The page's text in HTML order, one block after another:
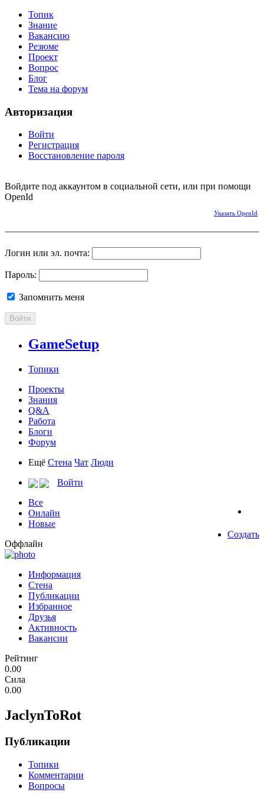
Топик
Знание
Вакансию
Резюме
Проект
Вопрос
Блог
Тема на форум
Авторизация
Войти
Регистрация
Восстановление пароля
Войдите под аккаунтом в социальной сети, или при помощи
OpenId
Указать OpenId
Логин или эл. почта:
Пароль:
Запомнить меня
Войти
GameSetup
Топики
Проекты
Знания
Q&A
Работа
Блоги
Форум
Ещё Стена Чат Люди
Войти
Все
Онлайн
Новые
Создать
Оффлайн
Информация
Стена
Публикации
Избранное
Друзья
Активность
Вакансии
Рейтинг
0.00
Сила
0.00
JaclynToRot
Публикации
Топики
Комментарии
Вопросы